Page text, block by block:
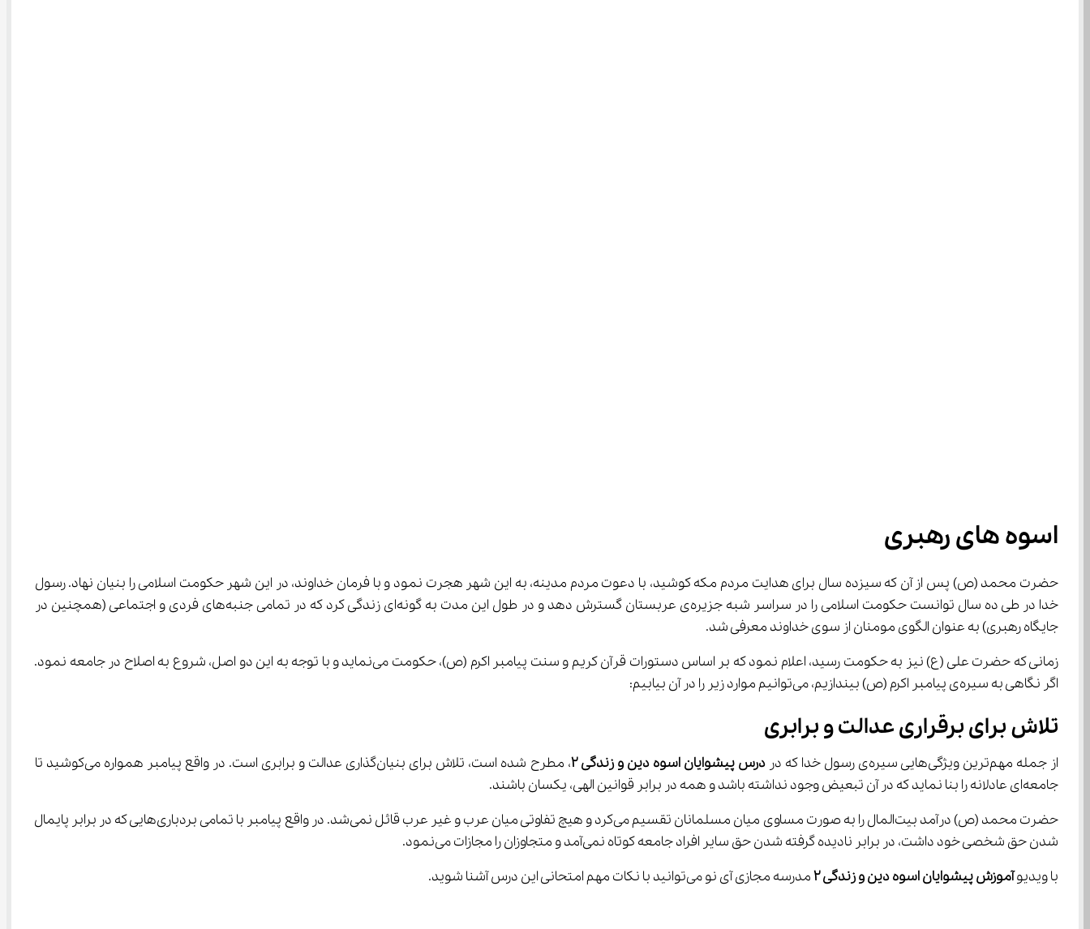
اسوه های رهبری
حضرت محمد (ص) پس از آن که سیزده سال برای هدایت مردم مکه کوشید، با دعوت مردم مدینه، به این شهر هجرت نمود و با فرمان خداوند، در این شهر حکومت اسلامی را بنیان نهاد. رسول
خدا در طی ده سال توانست حکومت اسلامی را در سراسر شبه جزیره‌ی عربستان گسترش دهد و در طول این مدت به گونه‌ای زندگی کرد که در تمامی جنبه‌های فردی و اجتماعی (همچنین در
جایگاه رهبری) به عنوان الگوی مومنان از سوی خداوند معرفی شد.
زمانی که حضرت علی (ع) نیز به حکومت رسید، اعلام نمود که بر اساس دستورات قرآن کریم و سنت پیامبر اکرم (ص)، حکومت می‌نماید و با توجه به این دو اصل، شروع به اصلاح در جامعه نمود.
اگر نگاهی به سیره‌ی پیامبر اکرم (ص) بیندازیم، می‌توانیم موارد زیر را در آن بیابیم:
تلاش برای برقراری عدالت و برابری
از جمله مهم‌ترین ویژگی‌هایی سیره‌ی رسول خدا که در درس پیشوایان اسوه دین و زندگی ۲
، مطرح شده است، تلاش برای بنیان‌گذاری عدالت و برابری است. در واقع پیامبر همواره می‌کوشید تا
جامعه‌ای عادلانه را بنا نماید که در آن تبعیض وجود نداشته باشد و همه در برابر قوانین الهی، یکسان باشند.
حضرت محمد (ص) درآمد بیت‌المال را به صورت مساوی میان مسلمانان تقسیم می‌کرد و هیچ تفاوتی میان عرب و غیر عرب قائل نمی‌شد. در واقع پیامبر با تمامی بردباری‌هایی که در برابر پایمال
شدن حق شخصی خود داشت، در برابر نادیده گرفته شدن حق سایر افراد جامعه کوتاه نمی‌آمد و متجاوزان را مجازات می‌نمود.
با ویدیو آموزش پیشوایان اسوه دین و زندگی ۲ مدرسه مجازی آی نو می‌توانید با نکات مهم امتحانی این درس آشنا شوید.